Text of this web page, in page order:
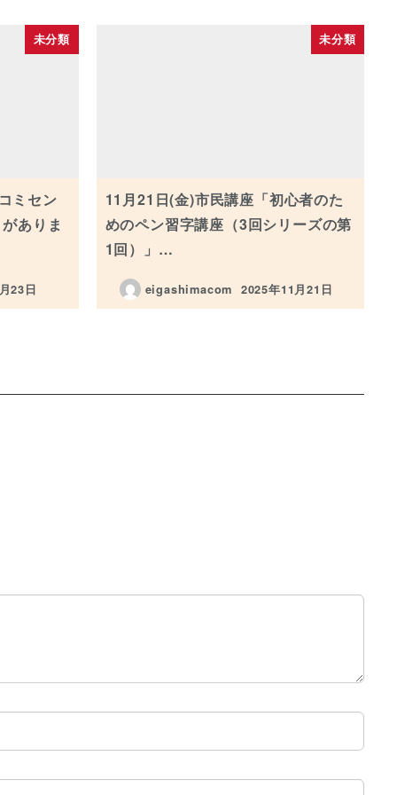
未分類
ミセン
ありま
23日
未分類
11月21日(金)市民講座「初心者のた
めのペン習字講座（3回シリーズの第
1回）」…
eigashimacom
投稿日
2025年11月21日